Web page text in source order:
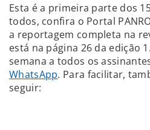
Esta é a primeira parte dos
todos, confira o Portal
a reportagem completa na
está na página 26 da edição
semana a todos os
WhatsApp. Para facilitar,
seguir: